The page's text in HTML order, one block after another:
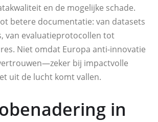
en de mogelijke schade.
betere documentatie: van datasets
van evaluatieprotocollen tot
Niet omdat Europa anti-innovatie
bij impactvolle
uit de lucht komt vallen.
in